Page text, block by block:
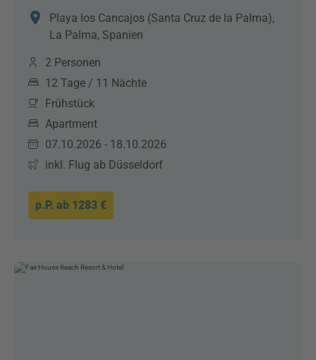
Playa los Cancajos (Santa Cruz de la Palma),
La Palma, Spanien
2 Personen
12 Tage / 11 Nächte
Frühstück
Apartment
07.10.2026 - 18.10.2026
inkl. Flug ab Düsseldorf
p.P. ab 1283 €